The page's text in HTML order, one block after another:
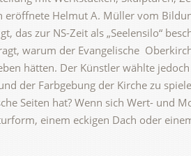
eröffnete Helmut A. Müller vom
das zur NS-Zeit als „Seelensilo“
warum der Evangelische
hätten. Der Künstler wählte
der Farbgebung der Kirche zu
Seiten hat? Wenn sich Wert- und
einem eckigen Dach oder